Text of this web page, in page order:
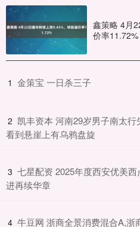
鑫策略 4月
价率11.72%
1 ​金策宝 一日杀三子
2 凯丰资本 河南29岁男子南太
看到悬崖上有乌鸦盘旋
3 七星配资 2025年度西安优美
进再续华章
4 牛豆网 浙商全景消费混合A,浙